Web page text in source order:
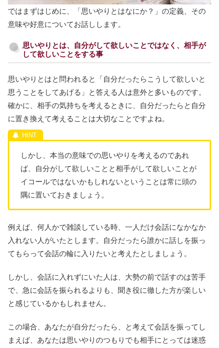
ではまずはじめに、「思いやりとはなにか？」の定義、その
意味や好意についてお話しします。
思いやりとは、自分がして欲しいことではなく、相手が
して欲しいことをする事
思いやりとはと問われると「自分だったらこうして欲しいと
思うことをしてあげる」と答える人は意外と多いものです。
確かに、相手の気持ちを考えるときに、自分だったらと自分
に置き換えて考えることは大切なことですよね。
しかし、本当の意味での思いやりを考えるのであれ
ば、自分がして欲しいことと相手がして欲しいことが
イコールではないかもしれないということは常に頭の
隅に置いておきましょう。
例えば、何人かで雑談している時、一人だけ会話になかなか
入れない人がいたとします。自分だったら誰かに話しを振っ
てもらって会話の輪に入りたいと考えたとしましょう。
しかし、会話に入れずにいた人は、大勢の前で話すのは苦手
で、急に会話を振られるよりも、聞き役に徹した方が楽しい
と感じているかもしれません。
この場合、あなたが自分だったら、と考えて会話を振ってし
まえば、あなたは思いやりのつもりでも相手にとっては迷惑